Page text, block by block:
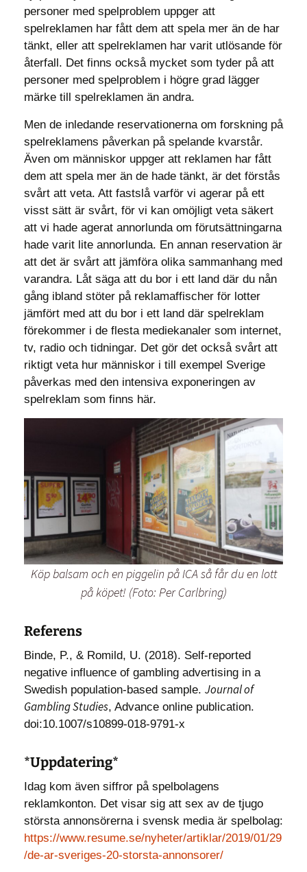
personer med spelproblem uppger att
spelreklamen har fått dem att spela mer än de har
tänkt, eller att spelreklamen har varit utlösande för
återfall. Det finns också mycket som tyder på att
personer med spelproblem i högre grad lägger
märke till spelreklamen än andra.
Men de inledande reservationerna om forskning på
spelreklamens påverkan på spelande kvarstår.
Även om människor uppger att reklamen har fått
dem att spela mer än de hade tänkt, är det förstås
svårt att veta. Att fastslå varför vi agerar på ett
visst sätt är svårt, för vi kan omöjligt veta säkert
att vi hade agerat annorlunda om förutsättningarna
hade varit lite annorlunda. En annan reservation är
att det är svårt att jämföra olika sammanhang med
varandra. Låt säga att du bor i ett land där du nån
gång ibland stöter på reklamaffischer för lotter
jämfört med att du bor i ett land där spelreklam
förekommer i de flesta mediekanaler som internet,
tv, radio och tidningar. Det gör det också svårt att
riktigt veta hur människor i till exempel Sverige
påverkas med den intensiva exponeringen av
spelreklam som finns här.
Köp balsam och en piggelin på ICA så får du en lott
på köpet! (Foto: Per Carlbring)
Referens
Binde, P., & Romild, U. (2018). Self-reported
negative influence of gambling advertising in a
Swedish population-based sample. Journal of
Gambling Studies, Advance online publication.
doi:10.1007/s10899-018-9791-x
*Uppdatering*
Idag kom även siffror på spelbolagens
reklamkonton. Det visar sig att sex av de tjugo
största annonsörerna i svensk media är spelbolag:
https://www.resume.se/nyheter/artiklar/2019/01/29
/de-ar-sveriges-20-storsta-annonsorer/